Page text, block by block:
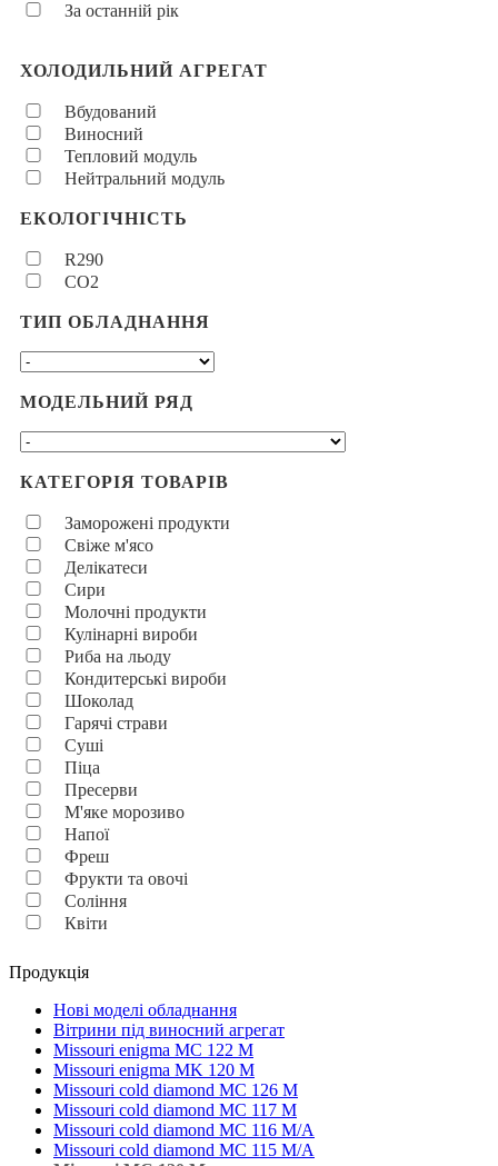
За останній рік
ХОЛОДИЛЬНИЙ АГРЕГАТ
Вбудований
Виносний
Тепловий модуль
Нейтральний модуль
ЕКОЛОГІЧНІСТЬ
R290
CO2
ТИП ОБЛАДНАННЯ
МОДЕЛЬНИЙ РЯД
КАТЕГОРІЯ ТОВАРІВ
Заморожені продукти
Свіже м'ясо
Делікатеси
Сири
Молочні продукти
Кулінарні вироби
Риба на льоду
Кондитерські вироби
Шоколад
Гарячі страви
Суші
Піца
Пресерви
М'яке морозиво
Напої
Фреш
Фрукти та овочі
Соління
Квіти
Продукція
Нові моделі обладнання
Вітрини під виносний агрегат
Missouri enigma MC 122 M
Missouri enigma MK 120 M
Missouri cold diamond MC 126 M
Missouri cold diamond MC 117 M
Missouri cold diamond MC 116 M/A
Missouri cold diamond MC 115 M/A